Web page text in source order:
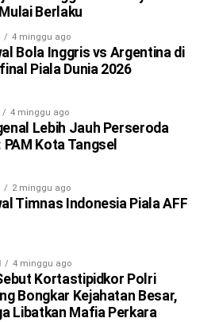
Berlaku
4 minggu ago
Bola Inggris vs Argentina di
Piala Dunia 2026
4 minggu ago
Lebih Jauh Perseroda
PAM Kota Tangsel
2 minggu ago
Timnas Indonesia Piala AFF
4 minggu ago
Sebut Kortastipidkor Polri
Bongkar Kejahatan Besar,
Libatkan Mafia Perkara